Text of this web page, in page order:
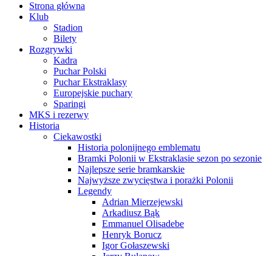
Strona główna
Klub
Stadion
Bilety
Rozgrywki
Kadra
Puchar Polski
Puchar Ekstraklasy
Europejskie puchary
Sparingi
MKS i rezerwy
Historia
Ciekawostki
Historia polonijnego emblematu
Bramki Polonii w Ekstraklasie sezon po sezonie
Najlepsze serie bramkarskie
Najwyższe zwycięstwa i porażki Polonii
Legendy
Adrian Mierzejewski
Arkadiusz Bąk
Emmanuel Olisadebe
Henryk Borucz
Igor Gołaszewski